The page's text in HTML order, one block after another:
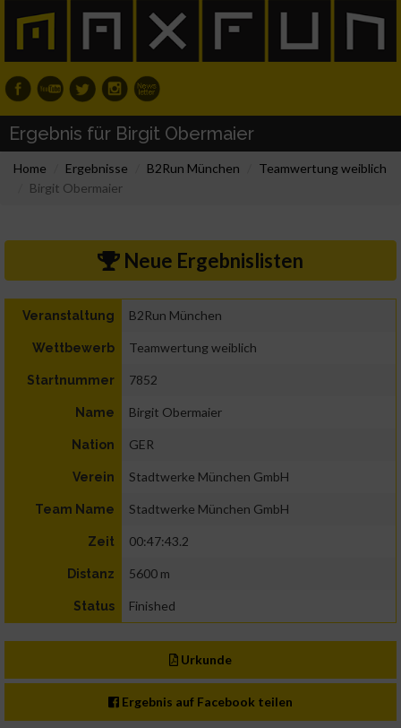
Ergebnis für Birgit Obermaier
Home Ergebnisse B2Run München
Teamwertung weiblich
Birgit Obermaier
Neue Ergebnislisten
Veranstaltung B2Run München
Wettbewerb Teamwertung weiblich
Startnummer 7852
Name Birgit Obermaier
Nation GER
Verein Stadtwerke München GmbH
Team Name Stadtwerke München GmbH
Zeit 00:47:43.2
Distanz 5600 m
Status Finished
Urkunde
Ergebnis auf Facebook teilen